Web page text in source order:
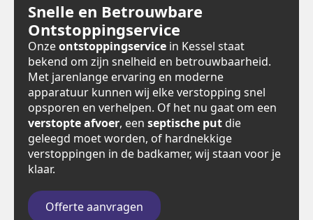
Snelle en Betrouwbare
Ontstoppingservice
Onzeontstoppingservice in Kessel staat
bekend om zijn snelheid en betrouwbaarheid.
Met jarenlange ervaring en moderne
apparatuur kunnen wij elke verstopping snel
opsporen en verhelpen. Of het nu gaat om een
verstopte afvoer, een septische put die
geleegd moet worden, of hardnekkige
verstoppingen in de badkamer, wij staan voor je
klaar.
Offerte aanvragen